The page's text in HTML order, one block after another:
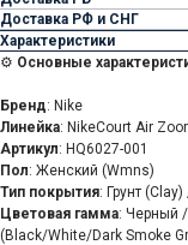
Доставка РФ и СНГ
Характеристики
⚙️ Основные
Бренд: Nike
Линейка: NikeCourt Air
Артикул: HQ6027-001
Пол: Женский (Wmns)
Тип покрытия: Грунт
Цветовая гамма: Черный
(Black/White/Dark Smoke